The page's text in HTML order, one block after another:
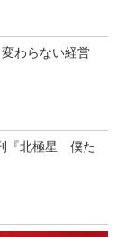
わらない経営
『北極星 僕た